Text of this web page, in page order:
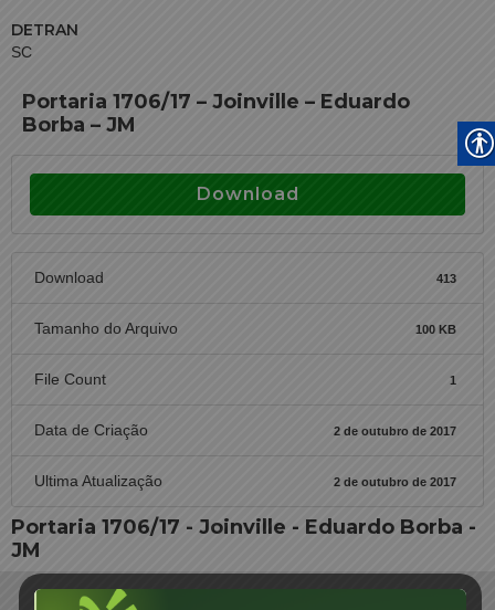
DETRAN
SC
Portaria 1706/17 – Joinville – Eduardo
Borba – JM
Download
Download 413
Tamanho do Arquivo 100 KB
File Count 1
Data de Criação 2 de outubro de 2017
Ultima Atualização 2 de outubro de 2017
Portaria 1706/17 - Joinville - Eduardo Borba -
JM